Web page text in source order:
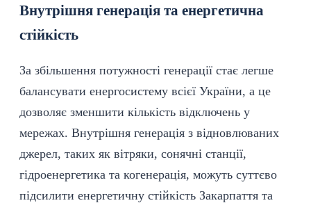
Внутрішня генерація та енергетична
стійкість
За збільшення потужності генерації стає легше
балансувати енергосистему всієї України, а це
дозволяє зменшити кількість відключень у
мережах. Внутрішня генерація з відновлюваних
джерел, таких як вітряки, сонячні станції,
гідроенергетика та когенерація, можуть суттєво
підсилити енергетичну стійкість Закарпаття та